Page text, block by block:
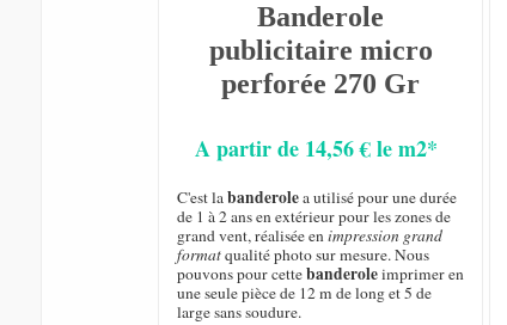
Banderole
publicitaire micro
perforée 270 Gr
A partir de 14,56 € le m2*
C'est labanderolea utilisé pour une durée
de 1 à 2 ans en extérieur pour les zones de
grand vent, réalisée enimpression grand
formatqualité photo sur mesure. Nous
pouvons pour cettebanderoleimprimer en
une seule pièce de 12 m de long et 5 de
large sans soudure.